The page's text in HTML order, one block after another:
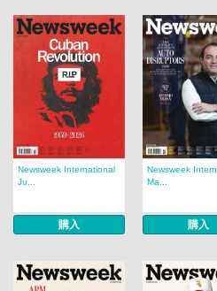
Newsweek International
Ju...
購入
Newsweek
Ma...
購入